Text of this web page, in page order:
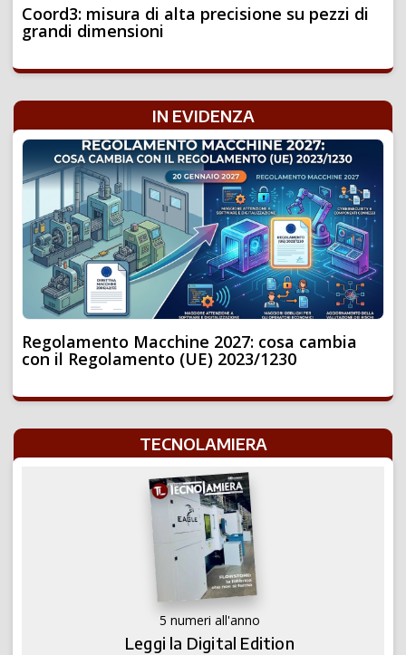
Coord3: misura di alta precisione su pezzi di
grandi dimensioni
IN EVIDENZA
Regolamento Macchine 2027: cosa cambia
con il Regolamento (UE) 2023/1230
TECNOLAMIERA
5 numeri all'anno
Leggi la Digital Edition